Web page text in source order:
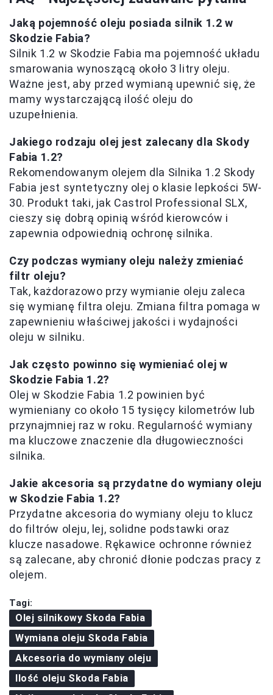
Jaką pojemność oleju posiada silnik 1.2 w
Skodzie Fabia?
Silnik 1.2 w Skodzie Fabia ma pojemność układu
smarowania wynoszącą około 3 litry oleju.
Ważne jest, aby przed wymianą upewnić się, że
mamy wystarczającą ilość oleju do
uzupełnienia.
Jakiego rodzaju olej jest zalecany dla Skody
Fabia 1.2?
Rekomendowanym olejem dla Silnika 1.2 Skody
Fabia jest syntetyczny olej o klasie lepkości 5W-
30. Produkt taki, jak Castrol Professional SLX,
cieszy się dobrą opinią wśród kierowców i
zapewnia odpowiednią ochronę silnika.
Czy podczas wymiany oleju należy zmieniać
filtr oleju?
Tak, każdorazowo przy wymianie oleju zaleca
się wymianę filtra oleju. Zmiana filtra pomaga w
zapewnieniu właściwej jakości i wydajności
oleju w silniku.
Jak często powinno się wymieniać olej w
Skodzie Fabia 1.2?
Olej w Skodzie Fabia 1.2 powinien być
wymieniany co około 15 tysięcy kilometrów lub
przynajmniej raz w roku. Regularność wymiany
ma kluczowe znaczenie dla długowieczności
silnika.
Jakie akcesoria są przydatne do wymiany oleju
w Skodzie Fabia 1.2?
Przydatne akcesoria do wymiany oleju to klucz
do filtrów oleju, lej, solidne podstawki oraz
klucze nasadowe. Rękawice ochronne również
są zalecane, aby chronić dłonie podczas pracy z
olejem.
Tagi:
Olej silnikowy Skoda Fabia
Wymiana oleju Skoda Fabia
Akcesoria do wymiany oleju
Ilość oleju Skoda Fabia